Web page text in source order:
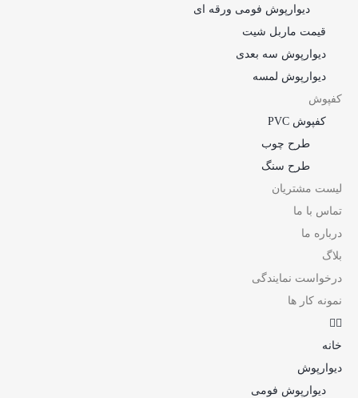
دیوارپوش فومی ورقه ای
قیمت ماربل شیت
دیوارپوش سه بعدی
دیوارپوش لمسه
کفپوش
کفپوش PVC
طرح چوب
طرح سنگ
لیست مشتریان
تماس با ما
درباره ما
بلاگ
درخواست نمایندگی
نمونه کار ها
خانه
دیوارپوش
دیوارپوش فومی